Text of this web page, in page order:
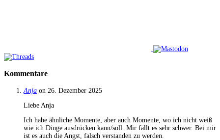
Kommentare
Anja on 26. Dezember 2025
Liebe Anja
Ich habe ähnliche Momente, aber auch Momente, wo ich nicht weiß
wie ich Dinge ausdrücken kann/soll. Mir fällt es sehr schwer. Bei mir
ist es auch die Angst, falsch verstanden zu werden.